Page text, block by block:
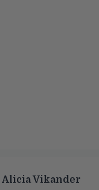
Alicia Vikander